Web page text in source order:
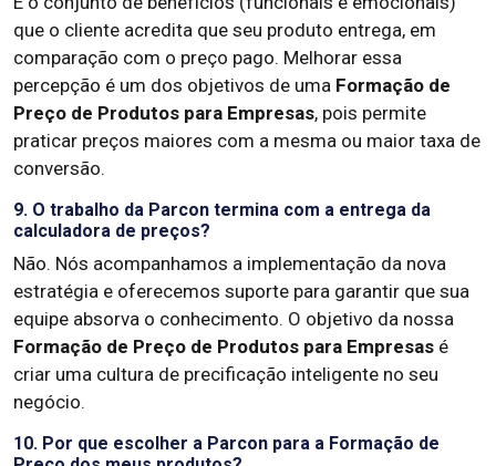
que o cliente acredita que seu produto entrega, em
comparação com o preço pago. Melhorar essa
percepção é um dos objetivos de uma Formação de
Preço de Produtos para Empresas, pois permite
praticar preços maiores com a mesma ou maior taxa de
conversão.
9. O trabalho da Parcon termina com a entrega da
calculadora de preços?
Não. Nós acompanhamos a implementação da nova
estratégia e oferecemos suporte para garantir que sua
equipe absorva o conhecimento. O objetivo da nossa
Formação de Preço de Produtos para Empresas é
criar uma cultura de precificação inteligente no seu
negócio.
10. Por que escolher a Parcon para a Formação de